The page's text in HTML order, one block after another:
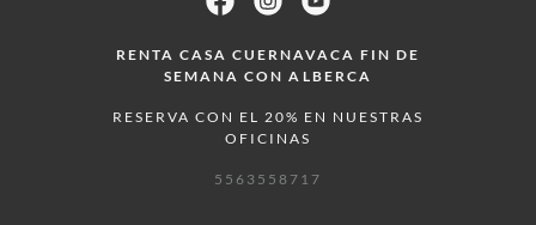
RENTA CASA CUERNAVACA FIN DE
SEMANA CON ALBERCA
RESERVA CON EL 20% EN NUESTRAS
OFICINAS
5563558717